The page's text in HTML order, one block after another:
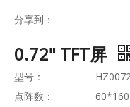
分享到：
0.72" TFT屏
型号：
点阵数：
60*160